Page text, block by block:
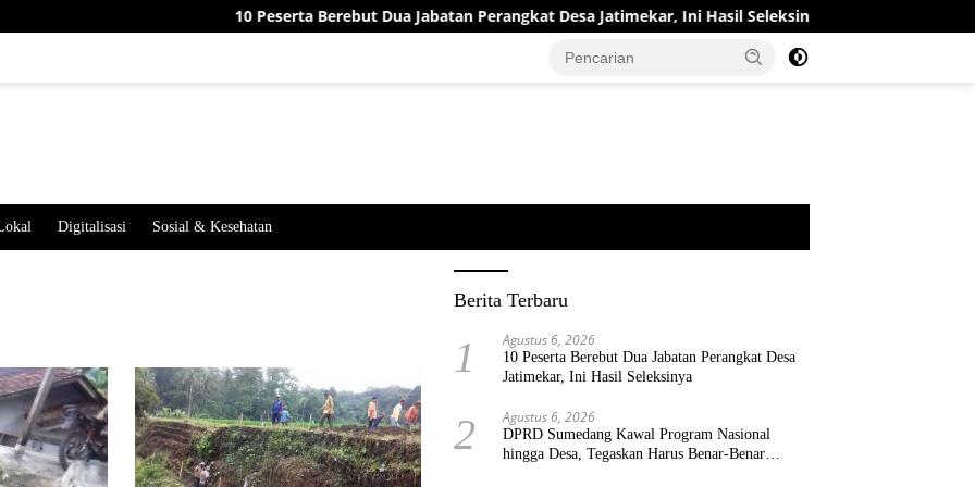
10 Peserta Berebut Dua Jabatan Perangkat Desa Jatimekar, Ini Hasil Seleksinya
Digitalisasi Sosial & Kesehatan
Berita Terbaru
1 Agustus 6, 2026
10 Peserta Berebut Dua Jabatan Perangkat Desa
Jatimekar, Ini Hasil Seleksinya
2 Agustus 6, 2026
DPRD Sumedang Kawal Program Nasional
hingga Desa, Tegaskan Harus Benar-Benar